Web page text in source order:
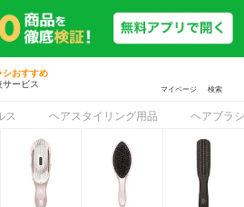
シおすすめ
ービス
マイページ 検索
ス ヘアスタイリング用品 ヘアブラシ